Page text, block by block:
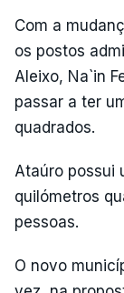
Com a
os postos
Aleixo, Na`in
passar a ter
quadrados.
Ataúro possui
quilómetros
pessoas.
O novo